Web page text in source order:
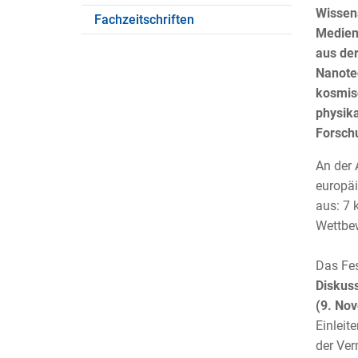
Fachzeitschriften
aus
An der
aus: 7
Das
(9.
der